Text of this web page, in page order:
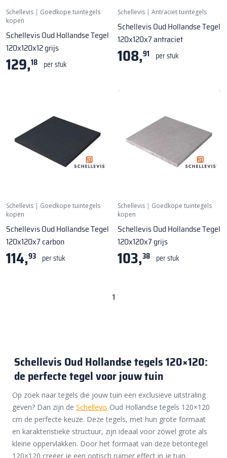
Schellevis | Goedkope tuintegels
kopen
Schellevis Oud Hollandse Tegel
120x120x12 grijs
129,18 per stuk
Schellevis| Antraciet tuintegels
Schellevis Oud Hollandse Tegel
120x120x7 antraciet
108,91 per stuk
Schellevis | Goedkope tuintegels
kopen
Schellevis Oud Hollandse Tegel
120x120x7 carbon
114,93 per stuk
Schellevis| Goedkope tuintegels
kopen
Schellevis Oud Hollandse Tegel
120x120x7 grijs
103,38 per stuk
1
Schellevis Oud Hollandse tegels 120×120:
de perfecte tegel voor jouw tuin
Op zoek naar tegels die jouw tuin een exclusieve uitstraling
geven? Dan zijn de Schellevis Oud Hollandse tegels 120×120
cm de perfecte keuze. Deze tegels, met hun grote formaat
en karakteristieke structuur, zijn ideaal voor zowel grote als
kleine oppervlakken. Door het formaat van deze betontegel
120×120 creëer je een optisch ruimer effect in je tuin.